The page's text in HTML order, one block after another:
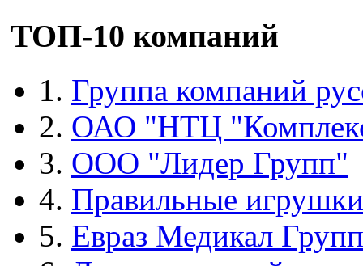
ТОП-10 компаний
1. Группа компаний
2. ОАО "НТЦ
3. ООО "Лидер Групп"
4. Правильные игрушки
5. Евраз Медикал Групп